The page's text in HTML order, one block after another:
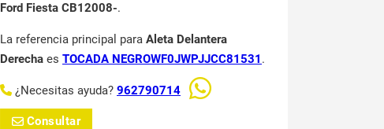
Ford Fiesta CB12008-.
La referencia principal para Aleta Delantera
Derecha es TOCADA NEGROWF0JWPJJCC81531 .
¿Necesitas ayuda? 962790714
Consultar